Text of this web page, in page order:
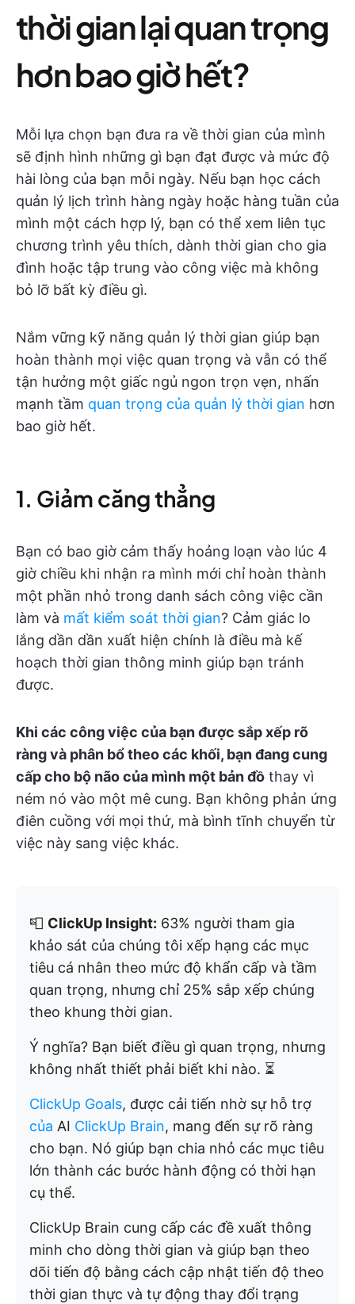
thời gian lại quan trọng
hơn bao giờ hết?
Mỗi lựa chọn bạn đưa ra về thời gian của mình
sẽ định hình những gì bạn đạt được và mức độ
hài lòng của bạn mỗi ngày. Nếu bạn học cách
quản lý lịch trình hàng ngày hoặc hàng tuần của
mình một cách hợp lý, bạn có thể xem liên tục
chương trình yêu thích, dành thời gian cho gia
đình hoặc tập trung vào công việc mà không
bỏ lỡ bất kỳ điều gì.
Nắm vững kỹ năng quản lý thời gian giúp bạn
hoàn thành mọi việc quan trọng và vẫn có thể
tận hưởng một giấc ngủ ngon trọn vẹn, nhấn
mạnh tầm quan trọng của quản lý thời gian hơn
bao giờ hết.
1. Giảm căng thẳng
Bạn có bao giờ cảm thấy hoảng loạn vào lúc 4
giờ chiều khi nhận ra mình mới chỉ hoàn thành
một phần nhỏ trong danh sách công việc cần
làm và mất kiểm soát thời gian? Cảm giác lo
lắng dần dần xuất hiện chính là điều mà kế
hoạch thời gian thông minh giúp bạn tránh
được.
Khi các công việc của bạn được sắp xếp rõ
ràng và phân bổ theo các khối, bạn đang cung
cấp cho bộ não của mình một bản đồ thay vì
ném nó vào một mê cung. Bạn không phản ứng
điên cuồng với mọi thứ, mà bình tĩnh chuyển từ
việc này sang việc khác.
📮 ClickUp Insight: 63% người tham gia
khảo sát của chúng tôi xếp hạng các mục
tiêu cá nhân theo mức độ khẩn cấp và tầm
quan trọng, nhưng chỉ 25% sắp xếp chúng
theo khung thời gian.
Ý nghĩa? Bạn biết điều gì quan trọng, nhưng
không nhất thiết phải biết khi nào. ⏳
ClickUp Goals, được cải tiến nhờ sự hỗ trợ
của AI ClickUp Brain, mang đến sự rõ ràng
cho bạn. Nó giúp bạn chia nhỏ các mục tiêu
lớn thành các bước hành động có thời hạn
cụ thể.
ClickUp Brain cung cấp các đề xuất thông
minh cho dòng thời gian và giúp bạn theo
dõi tiến độ bằng cách cập nhật tiến độ theo
thời gian thực và tự động thay đổi trạng